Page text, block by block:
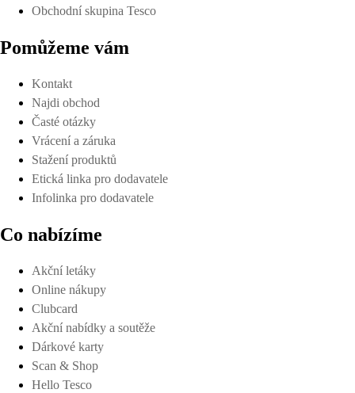
Obchodní skupina Tesco
Pomůžeme vám
Kontakt
Najdi obchod
Časté otázky
Vrácení a záruka
Stažení produktů
Etická linka pro dodavatele
Infolinka pro dodavatele
Co nabízíme
Akční letáky
Online nákupy
Clubcard
Akční nabídky a soutěže
Dárkové karty
Scan & Shop
Hello Tesco